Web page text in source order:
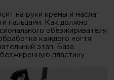
на руки кремы и масла.
пальцами. Как должно
обезжиривателя
каждого ногтя
этап. База
пластину.